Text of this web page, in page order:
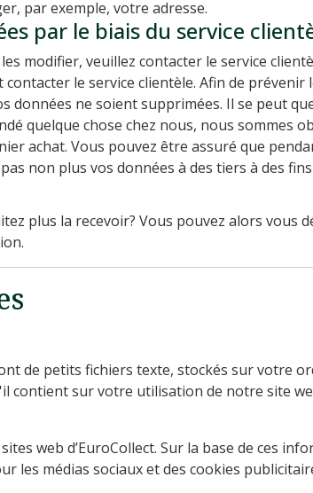
par exemple, votre adresse.
par le biais du service
modifier, veuillez contacter le service
le service clientèle. Afin de prévenir
données ne soient supprimées. Il se peut
quelque chose chez nous, nous sommes
achat. Vous pouvez être assuré que
non plus vos données à des tiers à des
plus la recevoir? Vous pouvez alors vous
de petits fichiers texte, stockés sur votre
contient sur votre utilisation de notre site
web d’EuroCollect. Sur la base de ces
les médias sociaux et des cookies